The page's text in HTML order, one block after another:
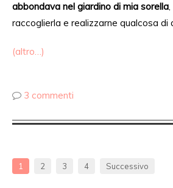
abbondava nel giardino di mia sorella
raccoglierla e realizzarne qualcosa di
(altro…)
3 commenti
1 2 3 4 Successivo